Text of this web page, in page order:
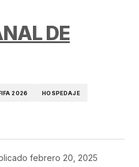
DE
2026 HOSPEDAJE
febrero 20, 2025